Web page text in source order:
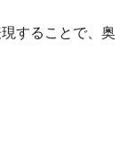
することで、奥